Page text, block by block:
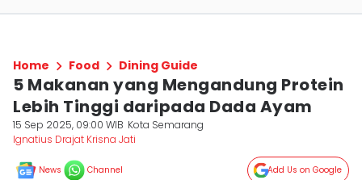
Home Food Dining Guide
5 Makanan yang Mengandung Protein
Lebih Tinggi daripada Dada Ayam
15 Sep 2025, 09:00 WIB Kota Semarang
Ignatius Drajat Krisna Jati
News Channel Add Us on Google